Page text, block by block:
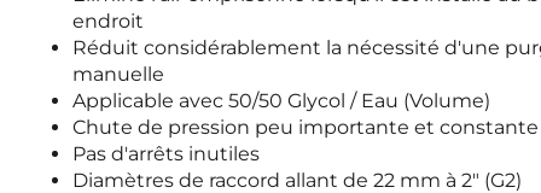
endroit
Réduit considérablement la nécessité d'une
manuelle
Applicable avec 50/50 Glycol / Eau (Volume)
Chute de pression peu importante et constante
Pas d'arrêts inutiles
Diamètres de raccord allant de 22 mm à 2" (G2)